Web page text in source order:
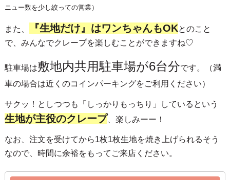
ニュー数を少し絞っての営業）
また、 『生地だけ』はワンちゃんもOKとのこと
で、みんなでクレープを楽しむことができますね♡
駐車場は敷地内共用駐車場が6台分です。（満
車の場合は近くのコインパーキングをご利用ください）
サクッ！としつつも「しっかりもっちり」しているという
生地が主役のクレープ 、楽しみーー！
なお、注文を受けてから1枚1枚生地を焼き上げられるそう
なので、時間に余裕をもってご来店ください。